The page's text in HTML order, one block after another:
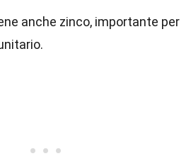
anche zinco, importante per